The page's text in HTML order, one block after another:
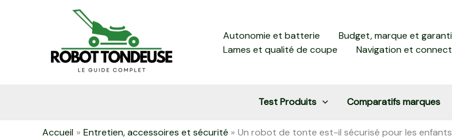
Autonomie et batterie Budget, marque et
Lames et qualité de coupe
Navigation et
Test Produits Comparatifs marques
Accueil Entretien, accessoires et sécurité Un robot de tonte est-il sécurisé pour les